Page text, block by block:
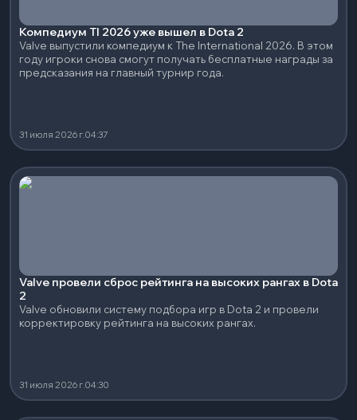
Компедиум TI 2026 уже вышел в Dota 2
Valve выпустили компедиум к The International 2026. В этом
году игроки снова смогут получать бесплатные награды за
предсказания на главный турнир года.
31 июля 2026 г.04:37
Valve провели сброс рейтинга на высоких рангах в Dota
2
Valve обновили систему подбора игр в Dota 2 и провели
корректировку рейтинга на высоких рангах.
31 июля 2026 г.04:30